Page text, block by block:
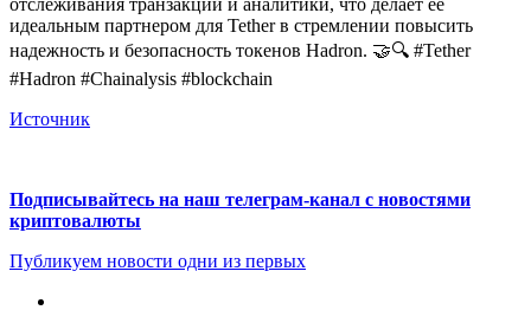
отслеживания транзакций и аналитики, что делает её
идеальным партнером для Tether в стремлении повысить
надежность и безопасность токенов Hadron. 🤝🔍 #Tether
#Hadron #Chainalysis #blockchain
Источник
Подписывайтесь на наш телеграм-канал с новостями
криптовалюты
Публикуем новости одни из первых